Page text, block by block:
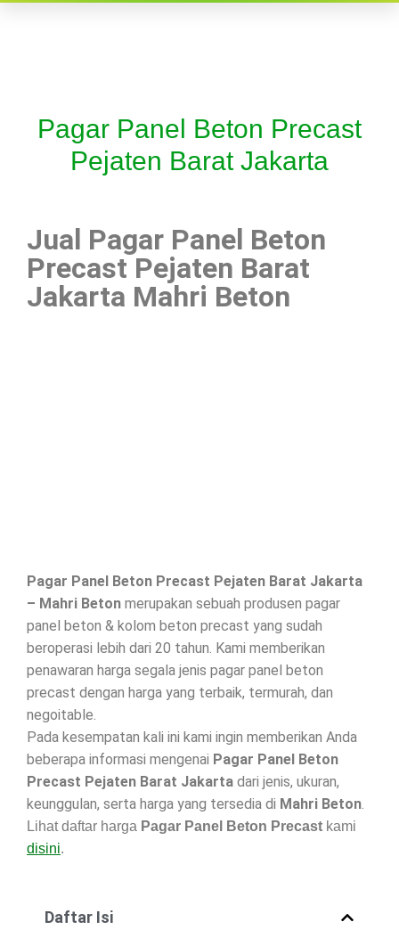
Pagar Panel Beton Precast
Pejaten Barat Jakarta
Jual Pagar Panel Beton
Precast Pejaten Barat
Jakarta Mahri Beton
Pagar Panel Beton Precast Pejaten Barat Jakarta
– Mahri Beton merupakan sebuah produsen pagar
panel beton & kolom beton precast yang sudah
beroperasi lebih dari 20 tahun. Kami memberikan
penawaran harga segala jenis pagar panel beton
precast dengan harga yang terbaik, termurah, dan
negoitable.
Pada kesempatan kali ini kami ingin memberikan Anda
beberapa informasi mengenai Pagar Panel Beton
Precast Pejaten Barat Jakarta dari jenis, ukuran,
keunggulan, serta harga yang tersedia di Mahri Beton.
Lihat daftar harga Pagar Panel Beton Precast kami
disini.
Daftar Isi